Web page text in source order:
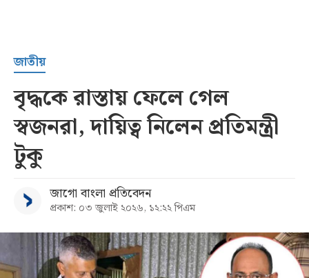
সর্বশেষ
সব
বিভাগ
আর্কাইভ
কনভার্টার
জাতীয়
বৃদ্ধকে রাস্তায় ফেলে গেল
স্বজনরা, দায়িত্ব নিলেন প্রতিমন্ত্রী
টুকু
জাগো বাংলা প্রতিবেদন
প্রকাশ: ০৩ জুলাই ২০২৬, ১২:২২ পিএম